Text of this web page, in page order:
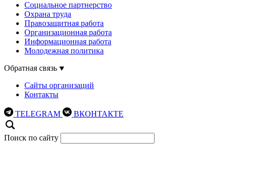
Социальное партнерство
Охрана труда
Правозащитная работа
Организационная работа
Информационная работа
Молодежная политика
Обратная связь
Сайты организаций
Контакты
TELEGRAM ВКОНТАКТЕ
Поиск по сайту